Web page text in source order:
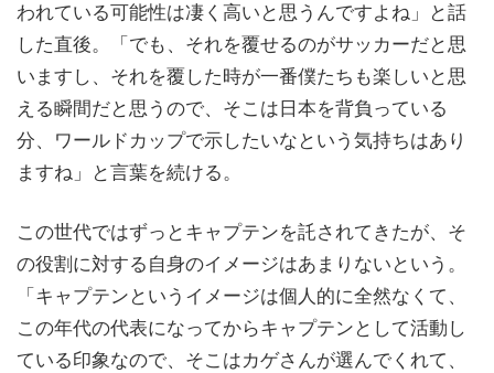
われている可能性は凄く高いと思うんですよね」と話
した直後。「でも、それを覆せるのがサッカーだと思
いますし、それを覆した時が一番僕たちも楽しいと思
える瞬間だと思うので、そこは日本を背負っている
分、ワールドカップで示したいなという気持ちはあり
ますね」と言葉を続ける。
この世代ではずっとキャプテンを託されてきたが、そ
の役割に対する自身のイメージはあまりないという。
「キャプテンというイメージは個人的に全然なくて、
この年代の代表になってからキャプテンとして活動し
ている印象なので、そこはカゲさんが選んでくれて、